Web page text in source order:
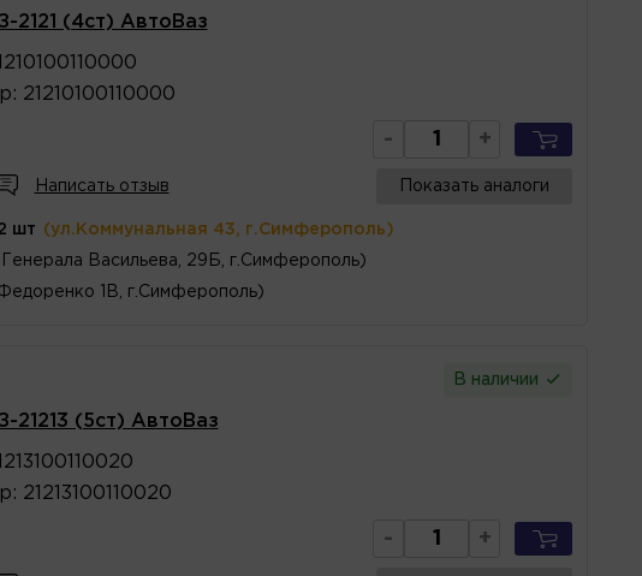
2121 (4ст) АвтоВаз
: 21210100110000
- +
Написать отзыв Показать аналоги
шт (ул.Коммунальная 43, г.Симферополь)
Генерала Васильева, 29Б, г.Симферополь)
1В, г.Симферополь)
В наличии
21213 (5ст) АвтоВаз
: 21213100110020
- +